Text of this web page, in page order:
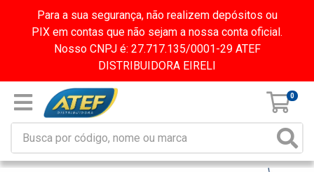
Para a sua segurança, não realizem depósitos ou
PIX em contas que não sejam a nossa conta oficial.
Nosso CNPJ é: 27.717.135/0001-29 ATEF
DISTRIBUIDORA EIRELI
0